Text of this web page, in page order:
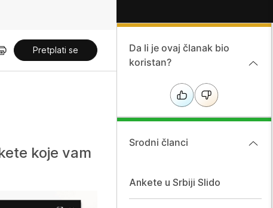
Pretplati se
koje vam
Da li je ovaj članak bio
koristan?
Srodni članci
Ankete u Srbiji Slido